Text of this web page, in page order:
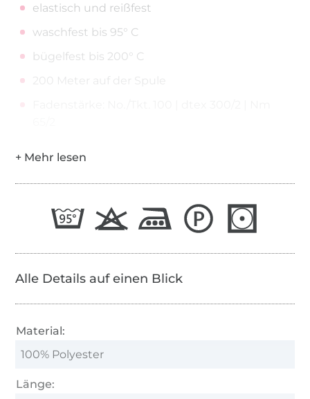
elastisch und reißfest
waschfest bis 95° C
bügelfest bis 200° C
200 Meter auf der Spule
Alle Details auf einen Blick
Material:
100% Polyester
Länge: